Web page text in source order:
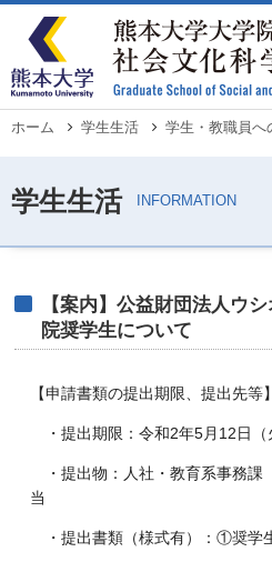
メ
ン
テ
ン
にパ
ホーム 学生生活 学生・教職員へ
【案内】公益財団法人ウ
院奨学生について
【申請書類の提出期限、提出先等】
・提出期限：令和2年5月12日
・提出物：人社・教育系事務
当
・提出書類（様式有）：①奨学